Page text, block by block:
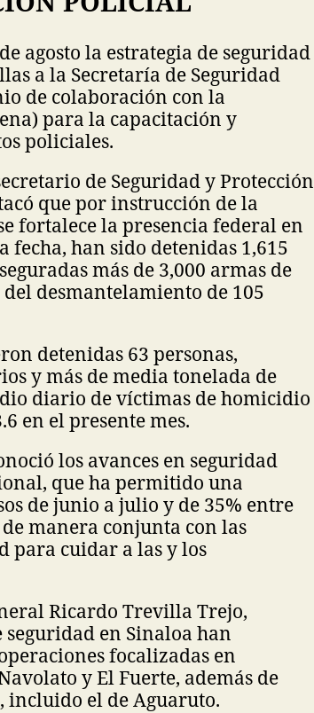
agosto la estrategia de seguridad
a la Secretaría de Seguridad
de colaboración con la
para la capacitación y
policiales.
de Seguridad y Protección
que por instrucción de la
fortalece la presencia federal en
han sido detenidas 1,615
más de 3,000 armas de
desmantelamiento de 105
detenidas 63 personas,
y más de media tonelada de
diario de víctimas de homicidio
en el presente mes.
los avances en seguridad
que ha permitido una
de junio a julio y de 35% entre
manera conjunta con las
para cuidar a las y los
Ricardo Trevilla Trejo,
en Sinaloa han
focalizadas en
y El Fuerte, además de
incluido el de Aguaruto.